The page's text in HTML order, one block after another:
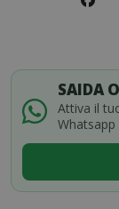
SAIDA
Attiva il
Whatsapp